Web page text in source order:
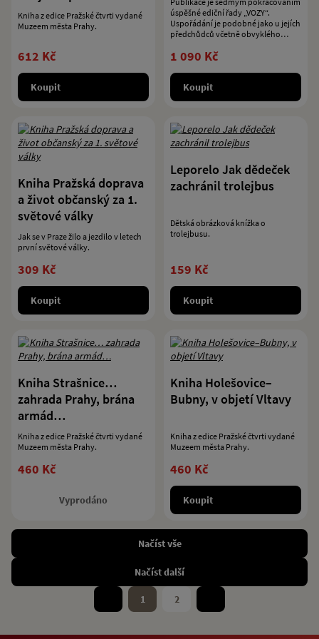
severozápadu
Kniha z edice Pražské čtvrti vydané
Muzeem města Prahy.
612 Kč
Koupit
úspěšné ediční řady „VOZY“.
Uspořádání je podobné jako u jejích
předchůdců včetně obvyklého
1 090 Kč
Koupit
Kniha Pražská doprava
a život občanský za 1.
světové války
Jak se v Praze žilo a jezdilo v letech
první světové války.
309 Kč
Koupit
Leporelo Jak dědeček
zachránil trolejbus
Dětská obrázková knížka o
trolejbusu.
159 Kč
Koupit
Kniha Strašnice…
zahrada Prahy, brána
armád…
Kniha z edice Pražské čtvrti vydané
Muzeem města Prahy.
460 Kč
Vyprodáno
Kniha Holešovice–
Bubny, v objetí Vltavy
Kniha z edice Pražské čtvrti vydané
Muzeem města Prahy.
460 Kč
Koupit
Načíst vše
Načíst další
1 2